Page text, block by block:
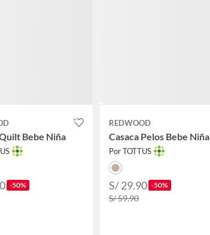
Bebe Niña
-50%
REDWOOD
Casaca Pelos Bebe Niña
Por TOTTUS
S/ 29.90 -50%
S/ 59.90